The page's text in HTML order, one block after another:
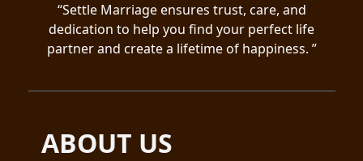
“Settle Marriage ensures trust, care, and
dedication to help you find your perfect life
partner and create a lifetime of happiness. ”
ABOUT US